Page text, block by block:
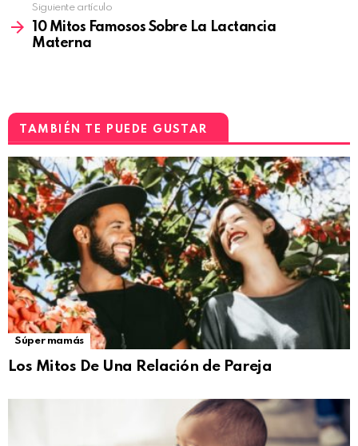
Siguiente artículo
10 Mitos Famosos Sobre La Lactancia
Materna
TAMBIÉN TE PUEDE GUSTAR
Súper mamás
Los Mitos De Una Relación de Pareja